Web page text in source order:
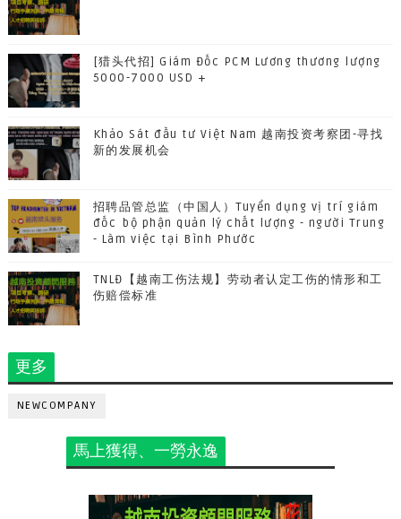
[猎头代招] Giám Đốc PCM Lương thương lượng
5000-7000 USD +
Khảo Sát đầu tư Việt Nam 越南投资考察团-寻找
新的发展机会
招聘品管总监（中国人）Tuyển dụng vị trí giám
đốc bộ phận quản lý chất lượng - người Trung
- Làm việc tại Bình Phước
TNLĐ【越南工伤法规】劳动者认定工伤的情形和工
伤赔偿标准
更多
NEWCOMPANY
馬上獲得、一勞永逸